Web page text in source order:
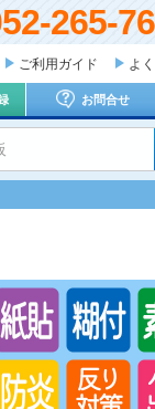
265-
ご利用ガイド よ
お問合せ